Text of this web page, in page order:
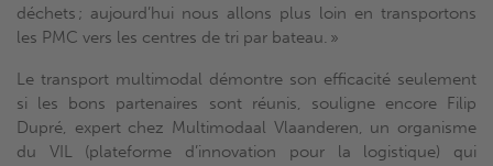
déchets ; aujourd’hui nous allons plus loin en transportons
les PMC vers les centres de tri par bateau. »
Le transport multimodal démontre son efficacité seulement
si les bons partenaires sont réunis, souligne encore Filip
Dupré, expert chez Multimodaal Vlaanderen, un organisme
du VIL (plateforme d’innovation pour la logistique) qui